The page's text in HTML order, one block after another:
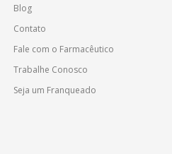
Blog
Contato
Fale com o Farmacêutico
Trabalhe Conosco
Seja um Franqueado